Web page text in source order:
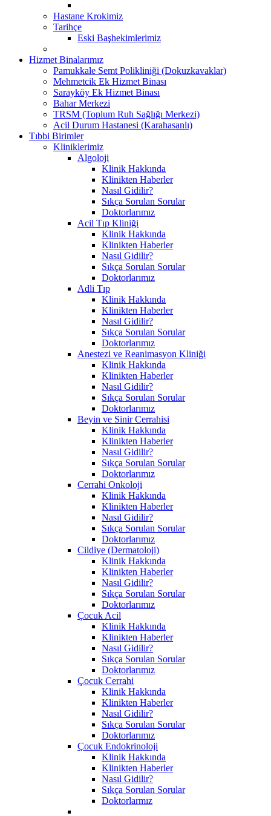
Hastane Krokimiz
Tarihçe
Eski Başhekimlerimiz
Hizmet Binalarımız
Pamukkale Semt Polikliniği (Dokuzkavaklar)
Mehmetcik Ek Hizmet Binası
Sarayköy Ek Hizmet Binası
Bahar Merkezi
TRSM (Toplum Ruh Sağlığı Merkezi)
Acil Durum Hastanesi (Karahasanlı)
Tıbbi Birimler
Kliniklerimiz
Algoloji
Klinik Hakkında
Klinikten Haberler
Nasıl Gidilir?
Sıkça Sorulan Sorular
Doktorlarımız
Acil Tıp Kliniği
Klinik Hakkında
Klinikten Haberler
Nasıl Gidilir?
Sıkça Sorulan Sorular
Doktorlarımız
Adli Tıp
Klinik Hakkında
Klinikten Haberler
Nasıl Gidilir?
Sıkça Sorulan Sorular
Doktorlarımız
Anestezi ve Reanimasyon Kliniği
Klinik Hakkında
Klinikten Haberler
Nasıl Gidilir?
Sıkça Sorulan Sorular
Doktorlarımız
Beyin ve Sinir Cerrahisi
Klinik Hakkında
Klinikten Haberler
Nasıl Gidilir?
Sıkça Sorulan Sorular
Doktorlarımız
Cerrahi Onkoloji
Klinik Hakkında
Klinikten Haberler
Nasıl Gidilir?
Sıkça Sorulan Sorular
Doktorlarımız
Cildiye (Dermatoloji)
Klinik Hakkında
Klinikten Haberler
Nasıl Gidilir?
Sıkça Sorulan Sorular
Doktorlarımız
Çocuk Acil
Klinik Hakkında
Klinikten Haberler
Nasıl Gidilir?
Sıkça Sorulan Sorular
Doktorlarımız
Çocuk Cerrahi
Klinik Hakkında
Klinikten Haberler
Nasıl Gidilir?
Sıkça Sorulan Sorular
Doktorlarımız
Çocuk Endokrinoloji
Klinik Hakkında
Klinikten Haberler
Nasıl Gidilir?
Sıkça Sorulan Sorular
Doktorlarmız